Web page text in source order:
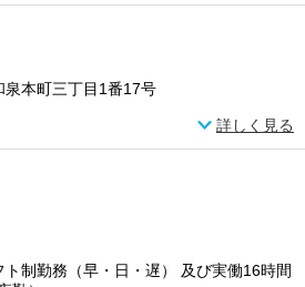
泉本町三丁目1番17号
詳しく見る
制勤務（早・日・遅） 及び実働16時間